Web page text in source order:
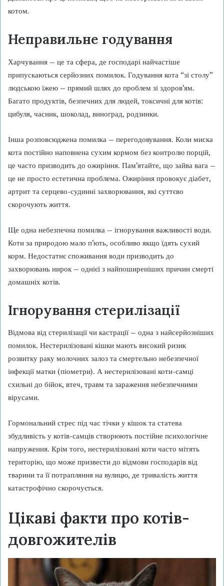
котом.
Неправильне годування
Харчування – це та сфера, де господарі найчастіше
припускаються серйозних помилок. Годування кота “зі столу”
людською їжею – прямий шлях до проблем зі здоров’ям.
Багато продуктів, безпечних для людей, токсичні для котів:
цибуля, часник, шоколад, виноград, родзинки.
Інша розповсюджена помилка – перегодовування. Коли миска
кота постійно наповнена сухим кормом без контролю порцій,
це часто призводить до ожиріння. Пам’ятайте, що зайва вага –
це не просто естетична проблема. Ожиріння провокує діабет,
артрит та серцево-судинні захворювання, які суттєво
скорочують життя.
Ще одна небезпечна помилка – ігнорування важливості води.
Коти за природою мало п’ють, особливо якщо їдять сухий
корм. Недостатнє споживання води призводить до
захворювань нирок – однієї з найпоширеніших причин смерті
домашніх котів.
Ігнорування стерилізації
Відмова від стерилізації чи кастрації – одна з найсерйозніших
помилок. Нестерилізовані кішки мають високий ризик
розвитку раку молочних залоз та смертельно небезпечної
інфекції матки (піометри). А нестерилізовані коти-самці
схильні до бійок, втеч, травм та зараження небезпечними
вірусами.
Гормональний стрес під час тічки у кішок та статева
збудливість у котів-самців створюють постійне психологічне
напруження. Крім того, нестерилізовані коти часто мітять
територію, що може призвести до відмови господарів від
тварини та її потрапляння на вулицю, де тривалість життя
катастрофічно скорочується.
Цікаві факти про котів-
довгожителів